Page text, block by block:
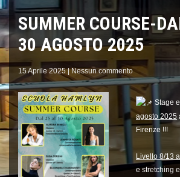
SUMMER COURSE-
30 AGOSTO 2025
15 Aprile 2025 |Nessun commento
Stage
agosto 2025
Firenze !!!
Livello 8/13
e stretching